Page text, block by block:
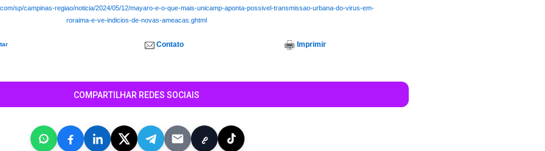
sp/campinas-regiao/noticia/2024/05/12/mayaro-e-o-que-mais-unicamp-aponta-possivel-transmissao-urbana-do-virus-em-
roraima-e-ve-indicios-de-novas-ameacas.ghtml
Contato Imprimir
COMPARTILHAR REDES SOCIAIS